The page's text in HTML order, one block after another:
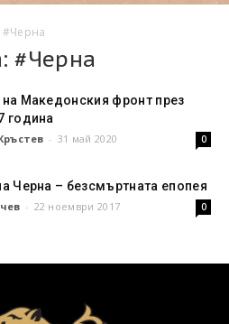
#Черна
#Черна
на Македонския фронт през
година
- 31 май 2020 0
Черна – безсмъртната епопея
- 22 ноември 2017 0